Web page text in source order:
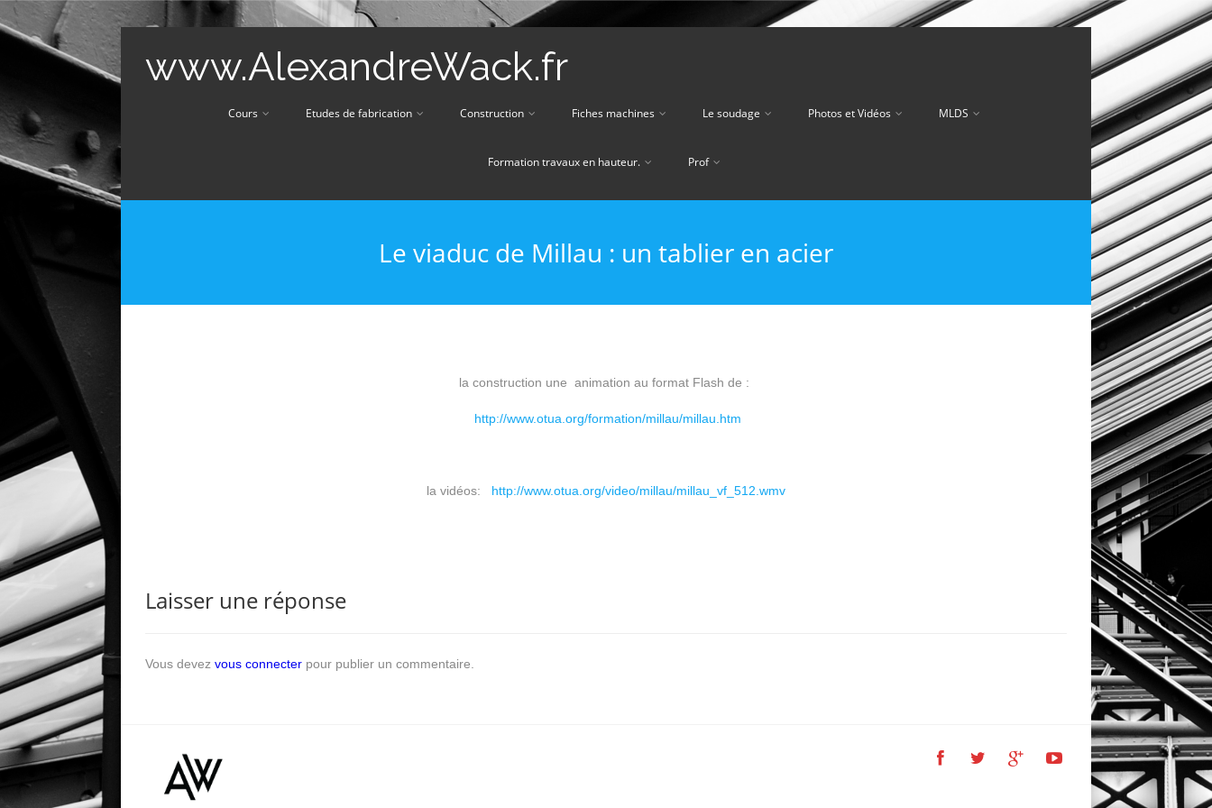
www.AlexandreWack.fr
Cours Etudes de fabrication Construction Fiches machines Le soudage Photos et Vidéos MLDS
Formation travaux en hauteur. Prof
Le viaduc de Millau : un tablier en acier
la construction une animation au format Flash de :
http://www.otua.org/formation/millau/millau.htm
la vidéos: http://www.otua.org/video/millau/millau_vf_512.wmv
Laisser une réponse
Vous devezvous connecter pour publier un commentaire.